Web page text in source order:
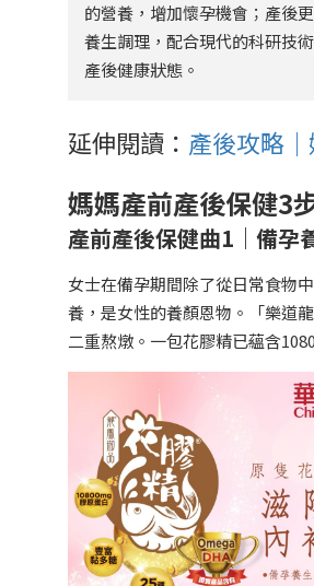
的營養，增加懷孕機會；產後
養生調理，配合現代的科研技
產後健康狀態。
延伸閱讀： 產後攻略
媽媽產前產後保健3
產前產後保健曲1｜備孕
女士在備孕期間除了從日常食物
養，是女性的養顏恩物。「樂道
二重熬燉。一包花膠精已蘊含